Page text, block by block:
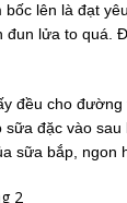
lên là đạt
lửa to quá.
đều cho
đặc vào
sữa bắp, ngon